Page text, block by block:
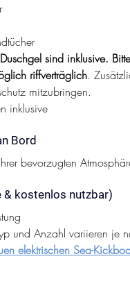
sind inklusive.
riffverträglich.
mitzubringen.
inklusive
Bord
bevorzugten
kostenlos nutzbar)
und Anzahl variieren je
elektrischen Sea-